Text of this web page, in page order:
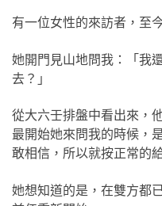
有一位女性的來訪者，至
她開門見山地問我：「我
去？」
從大六壬排盤中看出來，
最開始她來問我的時候，
敢相信，所以就按正常的
她想知道的是，在雙方都